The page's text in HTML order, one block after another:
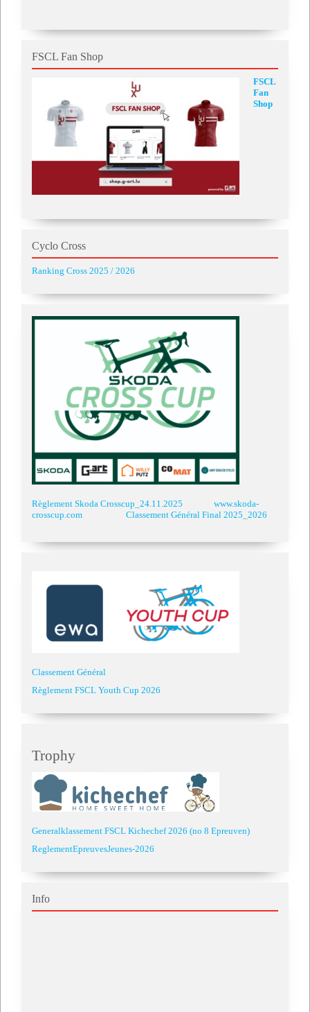
FSCL Fan Shop
FSCL
Fan
Shop
Cyclo Cross
Ranking Cross 2025 / 2026
Règlement Skoda Crosscup_24.11.2025
www.skoda-
crosscup.com
Classement Général Final 2025_2026
Classement Général
Règlement FSCL Youth Cup 2026
Trophy
Generalklassement FSCL Kichechef 2026 (no 8 Epreuven)
ReglementEpreuvesJeunes-2026
Info